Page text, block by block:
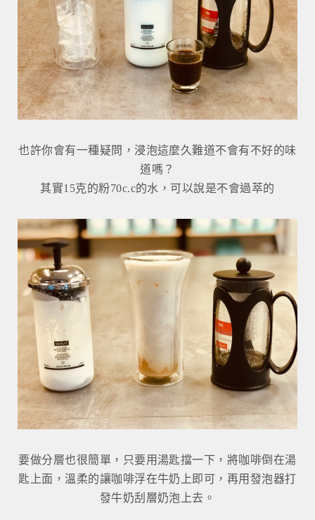
也許你會有一種疑問，浸泡這麼久難道不會有不好的味
道嗎？
其實15克的粉70c.c的水，可以說是不會過萃的
要做分層也很簡單，只要用湯匙擋一下，將咖啡倒在湯
匙上面，溫柔的讓咖啡浮在牛奶上即可，再用發泡器打
發牛奶刮層奶泡上去。